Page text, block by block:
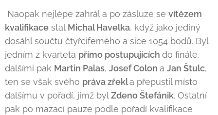
Naopak nejlépe zahrál a po zásluze se vítězem
kvalifikace stal Michal Havelka, když jako jediný
dosáhl součtu čtyřciferného a sice 1054 bodů. Byl
jedním z kvarteta přímo postupujících do finále,
dalšími pak Martin Palas, Josef Colon a Jan Štulc,
ten se však svého práva zřekla přepustil místo
dalšímu v pořadí, jímž bylZdeno Štefánik. Ostatní
pak po mazací pauze podle pořadí kvalifikace